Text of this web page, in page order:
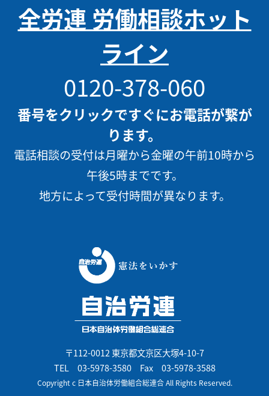
全労連 労働相談ホット
ライン
0120-378-060
番号をクリックですぐにお電話が繋が
ります。
電話相談の受付は月曜から金曜の午前10時から
午後5時までです。
地方によって受付時間が異なります。
〒112-0012 東京都文京区大塚4-10-7
TEL 03-5978-3580Fax 03-5978-3588
Copyright c 日本自治体労働組合総連合 All Rights Reserved.